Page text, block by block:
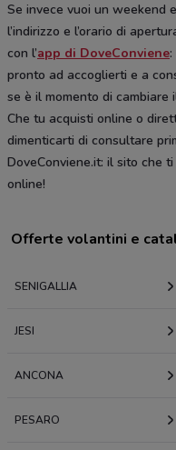
Se invece vuoi un weekend
l’indirizzo e l’orario di
con l’app di DoveConviene
pronto ad accoglierti e a
se è il momento di cambiare
Che tu acquisti online o
dimenticarti di consultare
DoveConviene.it: il sito che
online!
Offerte volantini e
SENIGALLIA
JESI
ANCONA
PESARO